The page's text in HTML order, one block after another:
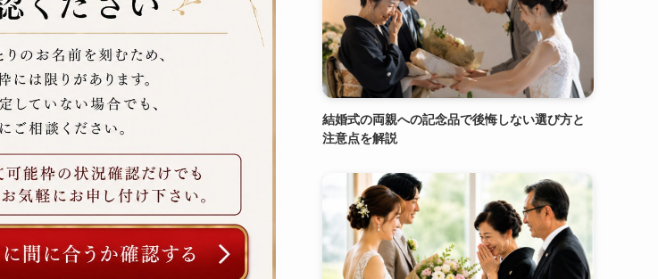
結婚式の両親への記念品で後悔しない選び方と
注意点を解説